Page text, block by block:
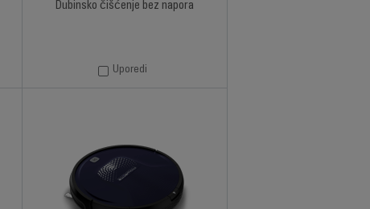
Dubinsko čišćenje bez napora
Uporedi